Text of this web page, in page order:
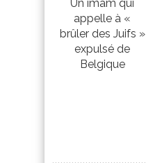
Un imam qui
appelle à «
brûler des Juifs »
expulsé de
Belgique